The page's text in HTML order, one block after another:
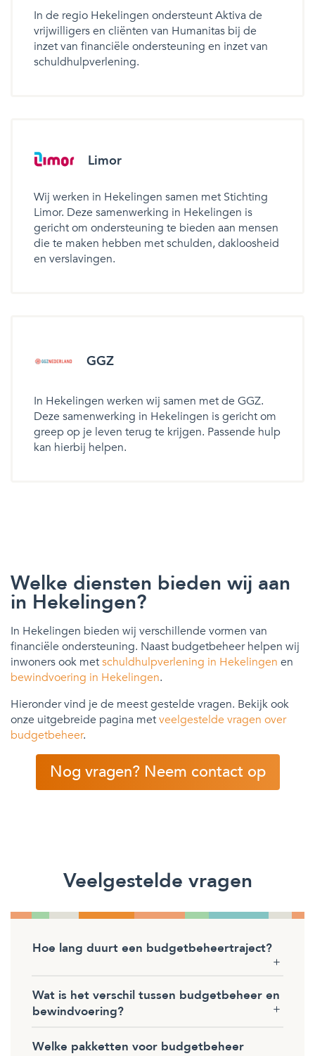
In de regio Hekelingen ondersteunt Aktiva de
vrijwilligers en cliënten van Humanitas bij de
inzet van financiële ondersteuning en inzet van
schuldhulpverlening.
Limor
Wij werken in Hekelingen samen met Stichting
Limor. Deze samenwerking in Hekelingen is
gericht om ondersteuning te bieden aan mensen
die te maken hebben met schulden, dakloosheid
en verslavingen.
GGZ
In Hekelingen werken wij samen met de GGZ.
Deze samenwerking in Hekelingen is gericht om
greep op je leven terug te krijgen. Passende hulp
kan hierbij helpen.
Welke diensten bieden wij aan
in Hekelingen?
In Hekelingen bieden wij verschillende vormen van
financiële ondersteuning. Naast budgetbeheer helpen wij
inwoners ook metschuldhulpverlening in Hekelingen en
bewindvoering in Hekelingen.
Hieronder vind je de meest gestelde vragen. Bekijk ook
onze uitgebreide pagina metveelgestelde vragen over
budgetbeheer.
Nog vragen? Neem contact op
Veelgestelde vragen
Hoe lang duurt een budgetbeheertraject?
Wat is het verschil tussen budgetbeheer en
bewindvoering?
Welke pakketten voor budgetbeheer